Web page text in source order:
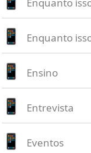
Enquanto
Ensino
Entrevista
Eventos